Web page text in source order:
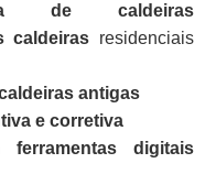
de caldeiras
caldeiras residenciais
antigas
e corretiva
digitais